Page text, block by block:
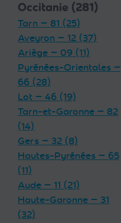
Occitanie (281)
Tarn — 81 (25)
Aveyron — 12 (37)
Ariège — 09 (11)
Pyrénées-Orientales —
66 (28)
Lot — 46 (19)
Tarn-et-Garonne — 82
(14)
Gers — 32 (8)
Hautes-Pyrénées — 65
(11)
Aude — 11 (21)
Haute-Garonne — 31
(32)